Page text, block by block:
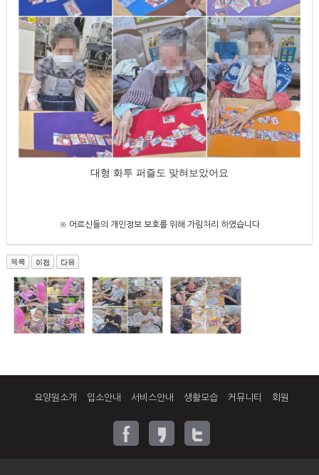
대형 화투 퍼즐도 맞혀보았어요
※ 어르신들의 개인정보 보호를 위해 가림처리 하였습니다
요양원소개 입소안내 서비스안내 생활모습 커뮤니티 회원